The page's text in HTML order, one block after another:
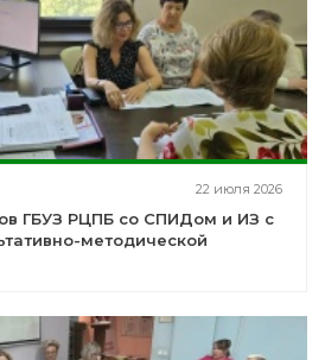
22 июля 2026
ГБУЗ РЦПБ со СПИДом и ИЗ с
методической